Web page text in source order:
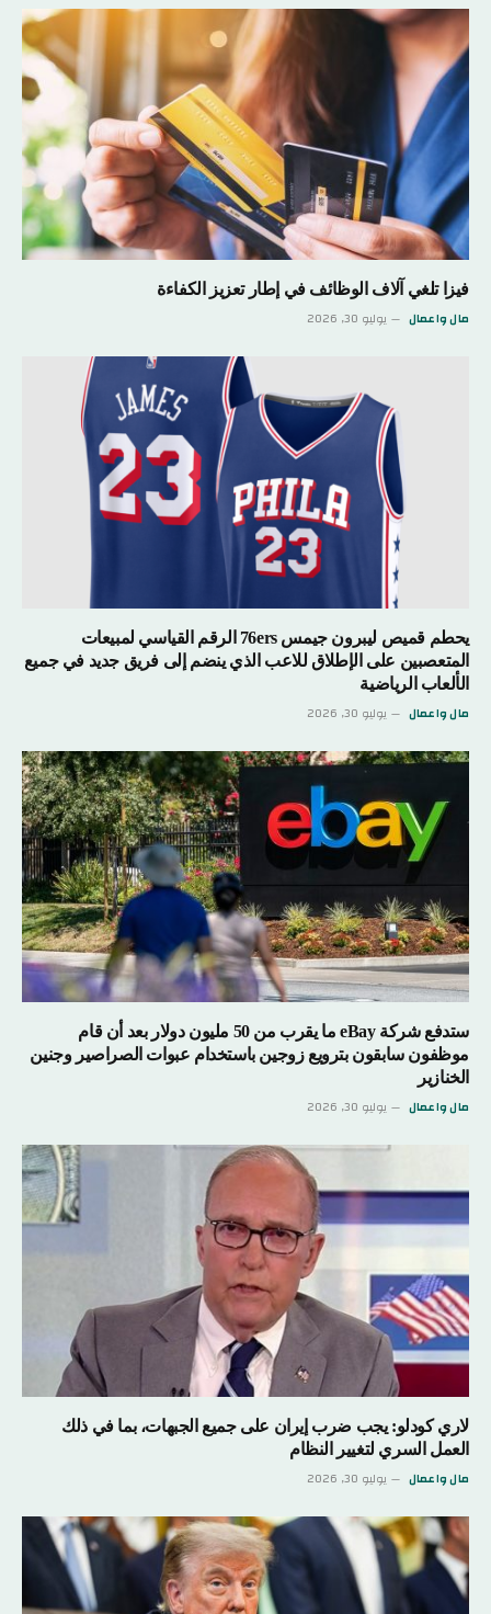
فيزا تلغي آلاف الوظائف في إطار تعزيز الكفاءة
مال واعمال يوليو 30, 2026
يحطم قميص ليبرون جيمس 76ers الرقم القياسي لمبيعات
المتعصبين على الإطلاق للاعب الذي ينضم إلى فريق جديد في جميع
الألعاب الرياضية
مال واعمال يوليو 30, 2026
ستدفع شركة eBay ما يقرب من 50 مليون دولار بعد أن قام
موظفون سابقون بترويع زوجين باستخدام عبوات الصراصير وجنين
الخنازير
مال واعمال يوليو 30, 2026
لاري كودلو: يجب ضرب إيران على جميع الجبهات، بما في ذلك
العمل السري لتغيير النظام
مال واعمال يوليو 30, 2026